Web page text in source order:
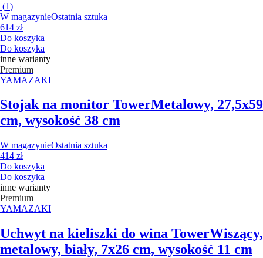
(1)
W magazynieOstatnia sztuka
614 zł
Do koszyka
Do koszyka
inne warianty
Premium
YAMAZAKI
Stojak na monitor TowerMetalowy, 27,5x59
cm, wysokość 38 cm
W magazynieOstatnia sztuka
414 zł
Do koszyka
Do koszyka
inne warianty
Premium
YAMAZAKI
Uchwyt na kieliszki do wina TowerWiszący,
metalowy, biały, 7x26 cm, wysokość 11 cm